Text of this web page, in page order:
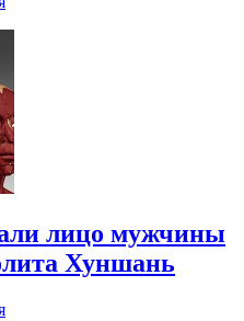
лицо мужчины
Хуншань